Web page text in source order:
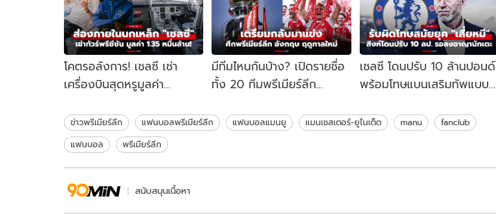
โคตรอลังการ! เชลซี เช่า
เครื่องบินสุดหรูมูลค่า
พรีซีซัน (ภาพ)
มีทีมไหนกันบ้าง? เปิดรายชื่อ
ทั้ง 20 ทีมพรีเมียร์ลีก
เชลซี โดนปรับ 10 ล้านปอนด์
พร้อมโทษแบนเสริมทัพแบบ
"เสี่ยหมี"
ข่าวพรีเมียร์ลีก แฟนบอลพรีเมียร์ลีก แฟนบอลแมนยู แมนเชสเตอร์-ยูไนเต็ด manu
fanclub
แฟนบอล
พรีเมียร์ลีก
สนับสนุนเนื้อหา